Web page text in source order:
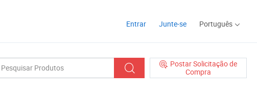
Entrar Junte-se Português
Postar Solicitação de
Compra